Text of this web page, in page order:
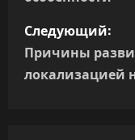
а
ц
Следующий:
Причины
локализацией